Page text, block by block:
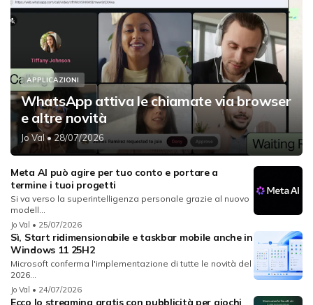
APPLICAZIONI
WhatsApp attiva le chiamate via browser
e altre novità
Jo Val• 28/07/2026
Meta AI può agire per tuo conto e portare a
termine i tuoi progetti
Si va verso la superintelligenza personale grazie al nuovo
modell...
Jo Val • 25/07/2026
Sì, Start ridimensionabile e taskbar mobile anche in
Windows 11 25H2
Microsoft conferma l'implementazione di tutte le novità del
2026...
Jo Val • 24/07/2026
Ecco lo streaming gratis con pubblicità per giochi